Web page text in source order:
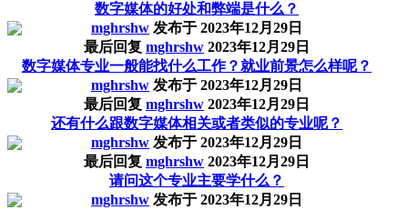
数字媒体的好处和弊端是什么？
mghrshw 发布于 2023年12月29日
最后回复 mghrshw 2023年12月29日
数字媒体专业一般能找什么工作？就业前景怎么样呢？
mghrshw 发布于 2023年12月29日
最后回复 mghrshw 2023年12月29日
还有什么跟数字媒体相关或者类似的专业呢？
mghrshw 发布于 2023年12月29日
最后回复 mghrshw 2023年12月29日
请问这个专业主要学什么？
mghrshw 发布于 2023年12月29日